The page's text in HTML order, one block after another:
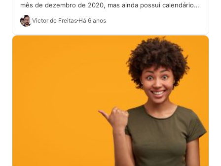
mês de dezembro de 2020, mas ainda possui calendário
vigente para o...
Victor de Freitas Há 6 anos